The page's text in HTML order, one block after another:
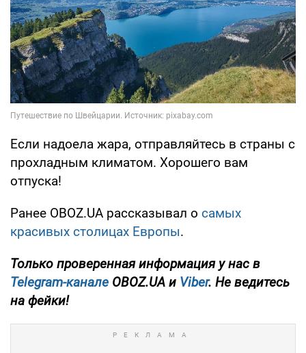
Если надоела жара, отправляйтесь в страны с
прохладным климатом. Хорошего вам
отпуска!
Ранее OBOZ.UA рассказывал о самых
красивых столицах Европы.
Только проверенная информация у нас в
Telegram-канале OBOZ.UA и Viber. Не ведитесь
на фейки!